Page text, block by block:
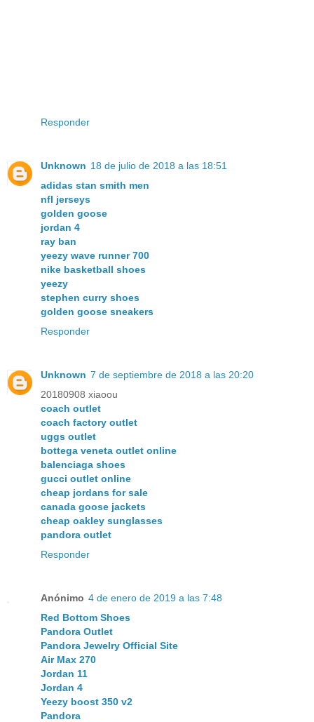
Responder
Unknown 18 de julio de 2018 a las 18:51
adidas stan smith men
nfl jerseys
golden goose
jordan 4
ray ban
yeezy wave runner 700
nike basketball shoes
yeezy
stephen curry shoes
golden goose sneakers
Responder
Unknown 7 de septiembre de 2018 a las 20:20
20180908 xiaoou
coach outlet
coach factory outlet
uggs outlet
bottega veneta outlet online
balenciaga shoes
gucci outlet online
cheap jordans for sale
canada goose jackets
cheap oakley sunglasses
pandora outlet
Responder
Anónimo 4 de enero de 2019 a las 7:48
Red Bottom Shoes
Pandora Outlet
Pandora Jewelry Official Site
Air Max 270
Jordan 11
Jordan 4
Yeezy boost 350 v2
Pandora